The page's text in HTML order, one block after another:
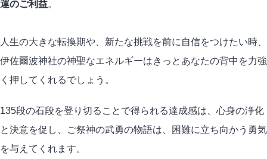
運のご利益。
人生の大きな転換期や、新たな挑戦を前に自信をつけたい時、
伊佐爾波神社の神聖なエネルギーはきっとあなたの背中を力強
く押してくれるでしょう。
135段の石段を登り切ることで得られる達成感は、心身の浄化
と決意を促し、ご祭神の武勇の物語は、困難に立ち向かう勇気
を与えてくれます。